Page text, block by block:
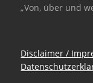
„Von, über und
Disclaimer /